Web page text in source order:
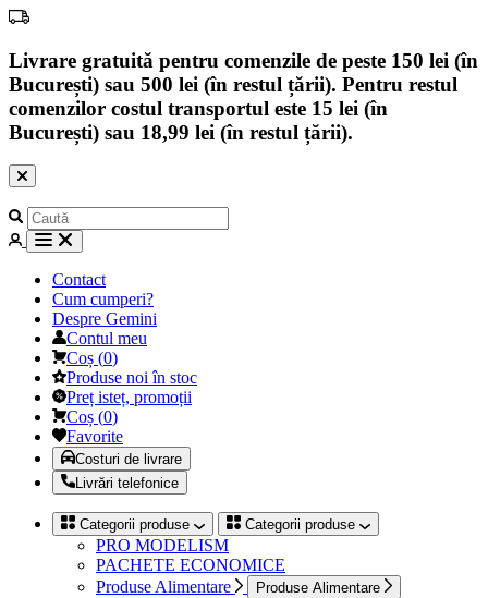
Livrare gratuită pentru comenzile de peste 150 lei (în
București) sau 500 lei (în restul țării). Pentru restul
comenzilor costul transportul este 15 lei (în
București) sau 18,99 lei (în restul țării).
Contact
Cum cumperi?
Despre Gemini
Contul meu
Coș (0)
Produse noi în stoc
Preț isteț, promoții
Coș (0)
Favorite
Costuri de livrare
Livrări telefonice
Categorii produse Categorii produse
PRO MODELISM
PACHETE ECONOMICE
Produse Alimentare
Produse Alimentare